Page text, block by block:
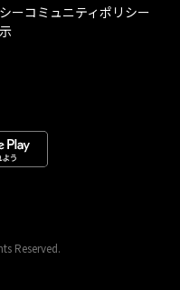
ーコミュニティポリシー
Reserved.